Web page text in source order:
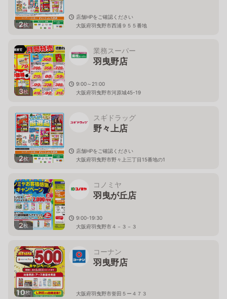
2枚
店舗HPをご確認ください
大阪府羽曳野市西浦９５５番地
3枚
業務スーパー
羽曳野店
9:00～21:00
大阪府羽曳野市河原城45-19
2枚
スギドラッグ
野々上店
店舗HPをご確認ください
大阪府羽曳野市野々上三丁目15番地の1
2枚
コノミヤ
羽曳が丘店
9:00-19:30
大阪府羽曳野市４－３－３
10枚
コーナン
羽曳野店
大阪府羽曳野市誉田５ー４７３